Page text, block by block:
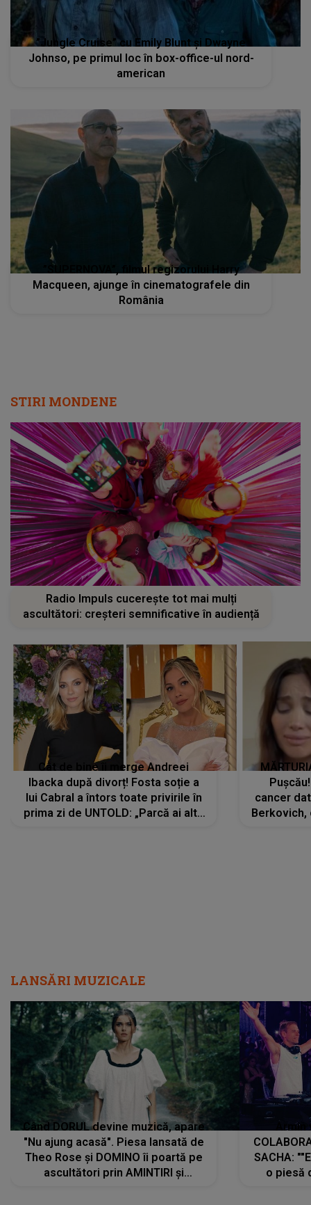
”Jungle Cruise” cu Emily Blunt şi Dwayne
Johnso, pe primul loc în box-office-ul nord-
american
”SUPERNOVA”, filmul regizorului Harry
Macqueen, ajunge în cinematografele din
România
STIRI MONDENE
Radio Impuls cucerește tot mai mulți
ascultători: creșteri semnificative în audiență
Cât de bine îi merge Andreei
Ibacka după divorț! Fosta soție a
lui Cabral a întors toate privirile în
prima zi de UNTOLD: „Parcă ai altă
cancer
Berkovich,
LANSĂRI MUZICALE
Când DORUL devine muzică, apare
"Nu ajung acasă". Piesa lansată de
Theo Rose și DOMINO îi poartă pe
ascultători prin AMINTIRI și
SACHA:
o piesă